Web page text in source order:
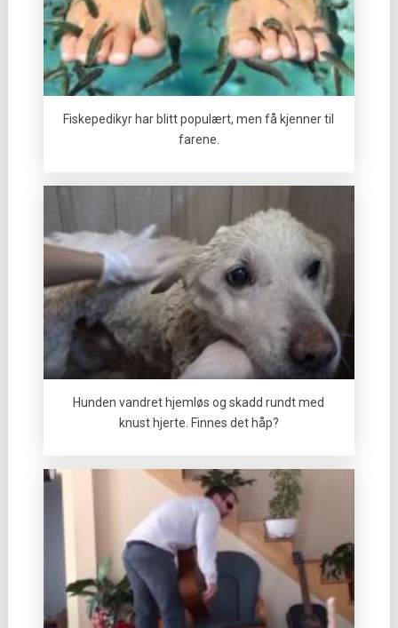
Fiskepedikyr har blitt populært, men få kjenner til
farene.
Hunden vandret hjemløs og skadd rundt med
knust hjerte. Finnes det håp?